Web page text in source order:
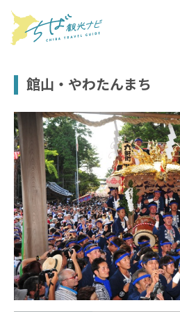
館山・やわたんまち